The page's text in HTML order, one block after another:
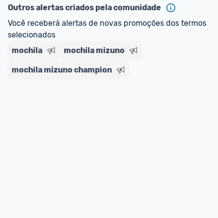
regras do cartão N Card, clique aqui.
Entrega Expressa: A partir de 2 dias úteis.*
*Confira aqui
Outros alertas criados pela comunidade
Você receberá alertas de novas promoções dos termos
selecionados
mochila
mochila mizuno
mochila mizuno champion